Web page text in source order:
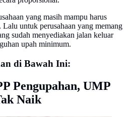
yang masih mampu harus
untuk perusahaan yang memang
sudah menyediakan jalan keluar
upah minimum.
di Bawah Ini:
Pengupahan, UMP
Naik